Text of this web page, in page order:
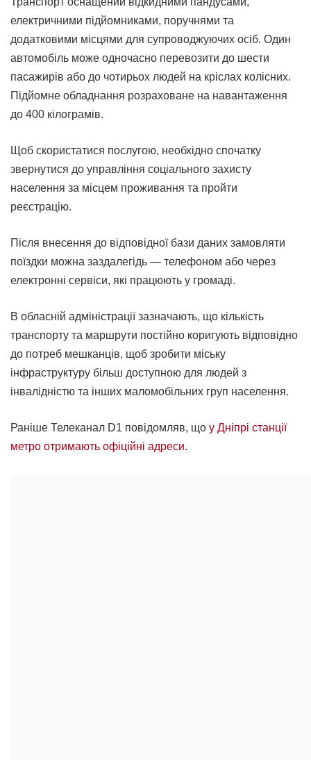
електричними підйомниками, поручнями та
додатковими місцями для супроводжуючих осіб. Один
автомобіль може одночасно перевозити до шести
пасажирів або до чотирьох людей на кріслах колісних.
Підйомне обладнання розраховане на навантаження
до 400 кілограмів.
Щоб скористатися послугою, необхідно спочатку
звернутися до управління соціального захисту
населення за місцем проживання та пройти
реєстрацію.
Після внесення до відповідної бази даних замовляти
поїздки можна заздалегідь — телефоном або через
електронні сервіси, які працюють у громаді.
В обласній адміністрації зазначають, що кількість
транспорту та маршрути постійно коригують відповідно
до потреб мешканців, щоб зробити міську
інфраструктуру більш доступною для людей з
інвалідністю та інших маломобільних груп населення.
Раніше Телеканал D1 повідомляв, що у Дніпрі станції
метро отримають офіційні адреси.